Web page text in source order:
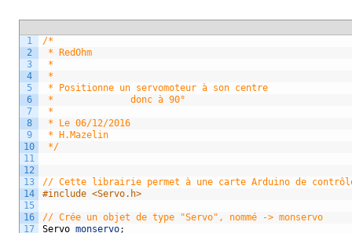
1
2
3
4
5
6
7
8
9
10
11
12
13
14
15
16
17
/*
* RedOhm
*
*
* Positionne un servomoteur à son centre
*              donc à 90°
*
* Le 06/12/2016
* H.Mazelin
*/
// Cette librairie permet à une carte Arduino de
#include <Servo.h>
// Crée un objet de type "Servo", nommé -> monservo
Servo monservo;